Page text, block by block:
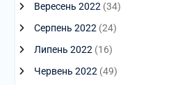
Вересень 2022 (34)
Серпень 2022 (24)
Липень 2022 (16)
Червень 2022 (49)